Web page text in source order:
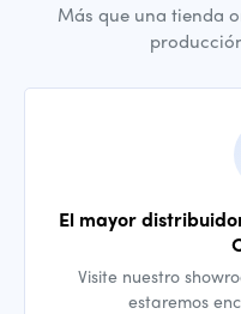
Más que una tienda
El mayor
Visite nuestro
estaremos